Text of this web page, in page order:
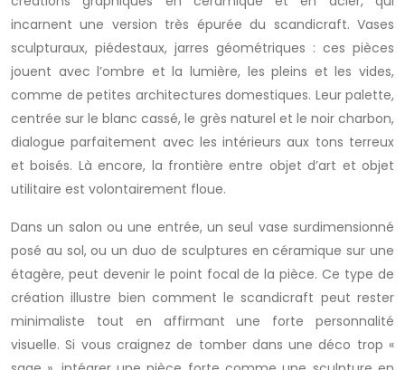
incarnent une version très épurée du scandicraft. Vases
sculpturaux, piédestaux, jarres géométriques : ces pièces
jouent avec l’ombre et la lumière, les pleins et les vides,
comme de petites architectures domestiques. Leur palette,
centrée sur le blanc cassé, le grès naturel et le noir charbon,
dialogue parfaitement avec les intérieurs aux tons terreux
et boisés. Là encore, la frontière entre objet d’art et objet
utilitaire est volontairement floue.
Dans un salon ou une entrée, un seul vase surdimensionné
posé au sol, ou un duo de sculptures en céramique sur une
étagère, peut devenir le point focal de la pièce. Ce type de
création illustre bien comment le scandicraft peut rester
minimaliste tout en affirmant une forte personnalité
visuelle. Si vous craignez de tomber dans une déco trop «